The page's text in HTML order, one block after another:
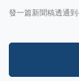
發一篇新聞稿透通